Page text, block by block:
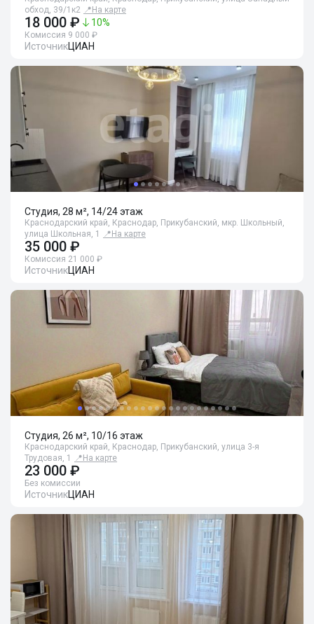
обход, 39/1к2 📍 На карте
18 000 ₽ 10%
Комиссия 9 000 ₽
ИсточникЦИАН
Студия, 28 м², 14/24 этаж
Краснодарский край, Краснодар, Прикубанский, мкр. Школьный,
улица Школьная, 1
📍 На карте
35 000 ₽
Комиссия 21 000 ₽
ИсточникЦИАН
Студия, 26 м², 10/16 этаж
Краснодарский край, Краснодар, Прикубанский, улица 3-я
Трудовая, 1
📍 На карте
23 000 ₽
Без комиссии
ИсточникЦИАН